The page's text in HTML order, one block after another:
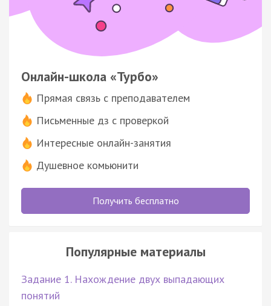
Онлайн-школа «Турбо»
Прямая связь с преподавателем
Письменные дз с проверкой
Интересные онлайн-занятия
Душевное комьюнити
Получить бесплатно
Популярные материалы
Задание 1. Нахождение двух выпадающих
понятий